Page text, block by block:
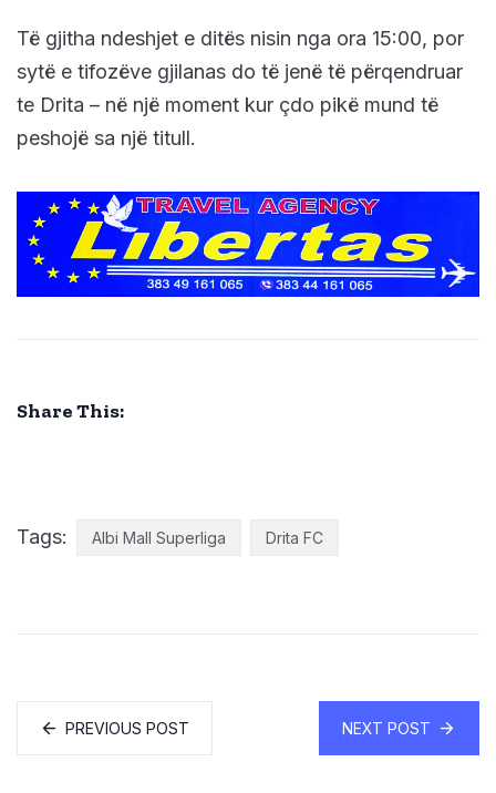
Të gjitha ndeshjet e ditës nisin nga ora 15:00, por
sytë e tifozëve gjilanas do të jenë të përqendruar
te Drita – në një moment kur çdo pikë mund të
peshojë sa një titull.
Share This:
Tags: Albi Mall Superliga Drita FC
PREVIOUS POST NEXT POST